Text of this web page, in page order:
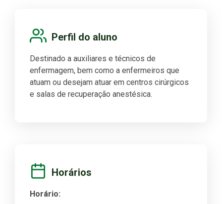
Perfil do aluno
Destinado a auxiliares e técnicos de
enfermagem, bem como a enfermeiros que
atuam ou desejam atuar em centros cirúrgicos
e salas de recuperação anestésica.
Horários
Horário: